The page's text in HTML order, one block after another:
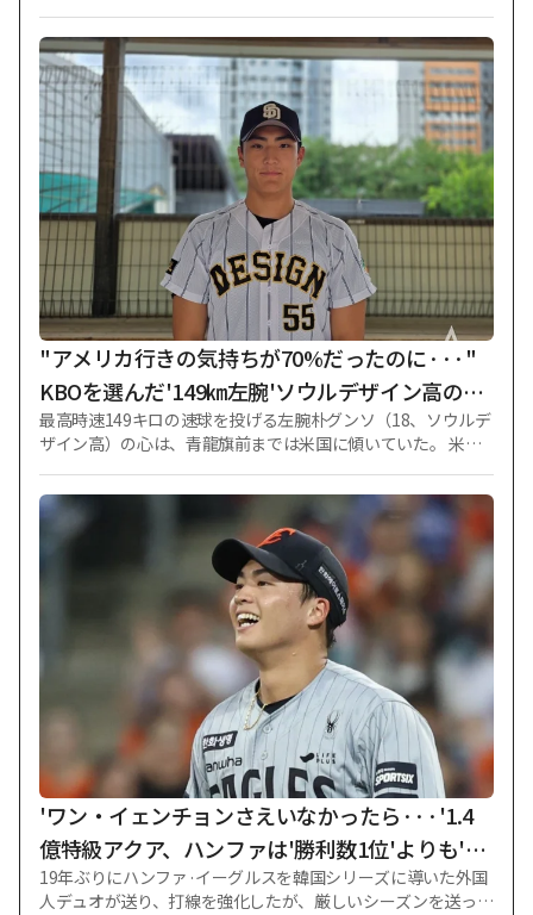
に名前を載せた。 彼は新しい背番号7番、そしてユニフォーム
に刻まれる名前マーキング「Kang In」でATマドリード球団招
集名簿に初めて位置した。 イ·ガンインのATマドリードデビュ
ー戦となるマンシティ戦は9日午後8時、ソウルワールドカッ
プ競技場で開かれる。 李カンインがATマドリードのユニホー
ムを着てチームの同僚たちと呼吸を合わせるのは、先月25
日、パリ·サンジェルマン（PSG）を離れ、ATマドリードへの
移籍が確定して以来、今回が初めてだ。 李カンインは当時、A
Tマドリードと5年契約を結んだが、すでにプレシーズン練習
を始めたチームにはなかなか合流せず、韓国に滞在しながら個
人練習を進めてきた。 2022杭州アジア大会男子サッカー金メ
ダルにともなう兵役恩恵と関連した行政手続きが終えられな
かったためだ。 兵務庁など政府のイ·ガンインの海外旅行許可
延長承認が遅れ、結局イ·ガンインは所属チームに適時に合流
できず、結局1日
"アメリカ行きの気持ちが70%だったのに···"
KBOを選んだ'149㎞左腕'ソウルデザイン高のパ
ク・グンソ、'1R競争者'ユシン高のイ・スンウォ
ンと対決を夢見ている [インタビュー]
最高時速149キロの速球を投げる左腕朴グンソ（18、ソウルデ
ザイン高）の心は、青龍旗前までは米国に傾いていた。 米大
左腕有望株に希望をかけた。 しかし、朴グンソは長い間悩ん
だ末、KBOリーグで先に自分を証明することにした。 朴グン
ソは、京畿道白馬（キョンギド·ペクマ）小-ソウルのホンウン
中学校を卒業した後、チュンアム高を経て、ソウルデザイン高
で技量を花咲かせた左腕投手だ。 大韓野球ソフトボール協会
（KBSA）基準で身長188センチ、体重95キロの頑丈な体格か
ら出る最高時速149キロの速い直球が強みだ。 1年生の時、左
肘のMCL手術を受けた後、3年生には必ず自分の価値を見せる
という目標を立てた。 最後の全国大会である鳳凰大旗を控
え、今季10試合で3勝無敗、平均自責点2.50を記録した。 35⅔
イニングの間、四死球10個だけを許し、三振54個を奪い、WH
IP（1イニング当たり出塁許容率）は1.11だった。 今年6月に
行われた第4回高校·大学オールスター戦では2イニング4奪三
振で大会MVPに選ばれた。 その後、青少年代表チームにも抜
擢さ
'ワン・イェンチョンさえいなかったら···'1.4
億特級アクア、ハンファは'勝利数1位'よりも'イ
ニング6位'がもっとありがたい
19年ぶりにハンファ·イーグルスを韓国シリーズに導いた外国
人デュオが送り、打線を強化したが、厳しいシーズンを送って